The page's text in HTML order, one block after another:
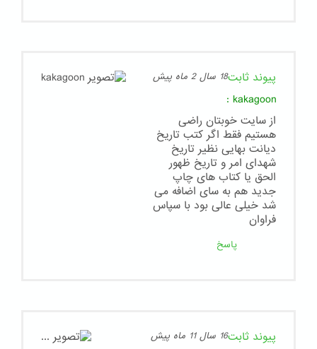
پیوند ثابت18 سال 2 ماه پیش
kakagoon
:
از سایت خوبتان راضی
هستیم فقط اگر کتب تاریخ
دیانت بهایی نظیر تاریخ
شهدای امر و تاریخ ظهور
الحق یا کتاب های چاپ
جدید هم به سای اضافه می
شد خیلی عالی بود با سپاس
فراوان
پاسخ
پیوند ثابت16 سال 11 ماه پیش